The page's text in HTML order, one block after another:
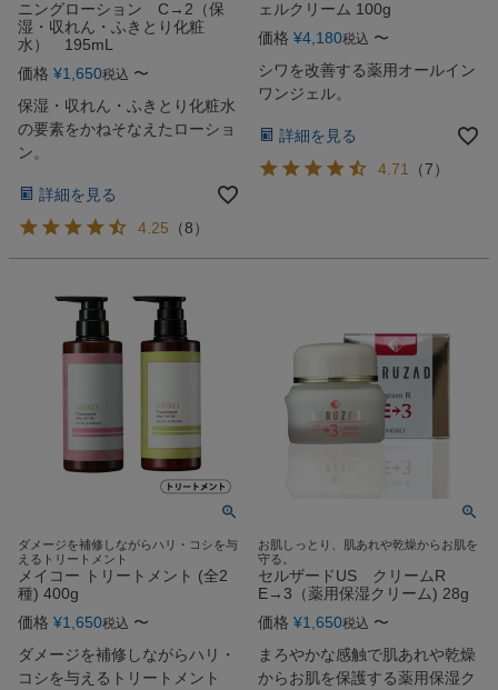
ニングローション C→2（保
湿・収れん・ふきとり化粧
水） 195mL
価格 ¥1,650税込 〜
保湿・収れん・ふきとり化粧水
の要素をかねそなえたローショ
ン。
詳細を見る
4.25 （8）
ェルクリーム 100g
価格 ¥4,180税込 〜
シワを改善する薬用オールイン
ワンジェル。
詳細を見る
4.71
（7）
ダメージを補修しながらハリ・コシを与
えるトリートメント
メイコー トリートメント (全2
種) 400g
価格 ¥1,650税込 〜
ダメージを補修しながらハリ・
コシを与えるトリートメント
お肌しっとり、肌あれや乾燥からお肌を
守る。
セルザードUS クリームR
E→3（薬用保湿クリーム) 28g
価格 ¥1,650税込 〜
まろやかな感触で肌あれや乾燥
からお肌を保護する薬用保湿ク